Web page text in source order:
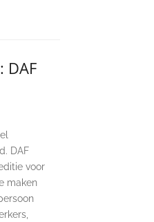
DAF
DAF
voor
maken